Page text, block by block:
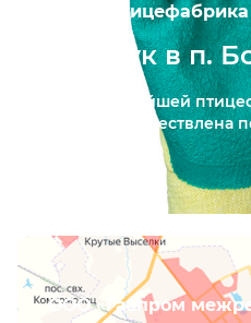
ПАО «Птицефабрика
Сиз рук в п.
Для крупнейшей
Сибири осуществлена
ООО «Газпром